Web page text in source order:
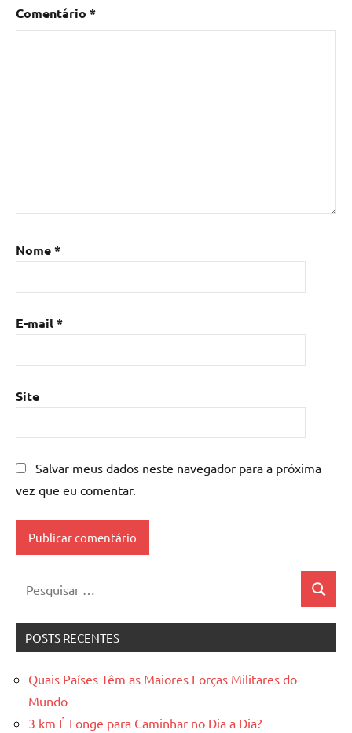
Comentário *
Nome*
E-mail*
Site
Salvar meus dados neste navegador para a próxima
vez que eu comentar.
por:
POSTS RECENTES
Quais Países Têm as Maiores Forças Militares do
Mundo
3 km É Longe para Caminhar no Dia a Dia?